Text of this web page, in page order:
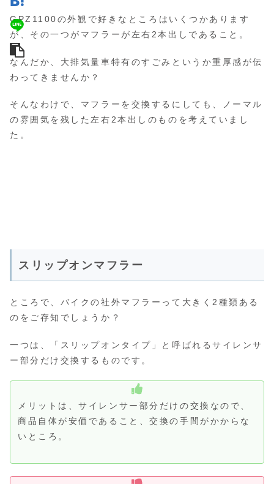
GPZ1100の外観で好きなところはいくつかあります
が、その一つがマフラーが左右2本出しであること。
なんだか、大排気量車特有のすごみというか重厚感が伝
わってきませんか？
そんなわけで、マフラーを交換するにしても、ノーマル
の雰囲気を残した左右2本出しのものを考えていまし
た。
スリップオンマフラー
ところで、バイクの社外マフラーって大きく2種類ある
のをご存知でしょうか？
一つは、「スリップオンタイプ」と呼ばれるサイレンサ
ー部分だけ交換するものです。
メリットは、サイレンサー部分だけの交換なので、
商品自体が安価であること、交換の手間がかからな
いところ。